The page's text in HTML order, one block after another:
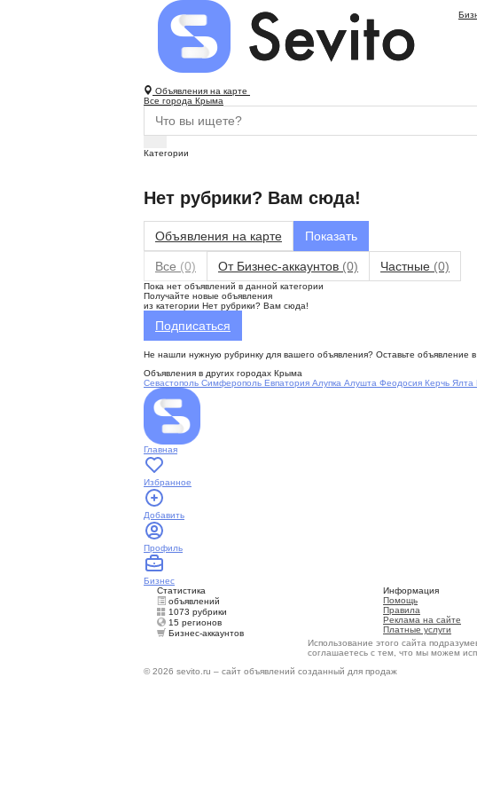
Объявления на карте
Все города Крыма
Категории
Нет рубрики? Вам сюда!
Объявления на карте
Все (0) От Бизнес-аккаунтов (0) Частные (0)
Пока нет объявлений в данной категории
Получайте новые объявления
из категории Нет рубрики? Вам сюда!
Подписаться
Не нашли нужную рубринку для вашего объявления? Оставьте объявление
Объявления в других городах Крыма
Севастополь Симферополь Евпатория Алупка Алушта Феодосия Керчь Ялта
Главная
Избранное
Добавить
Профиль
Бизнес
Статистика
объявлений
1073 рубрики
15 регионов
Бизнес-аккаунтов
Информация
Помощь
Правила
Реклама на сайте
Платные услуги
Использование этого сайта
соглашаетесь с тем, что мы можем
© 2026 sevito.ru – сайт объявлений созданный для продаж